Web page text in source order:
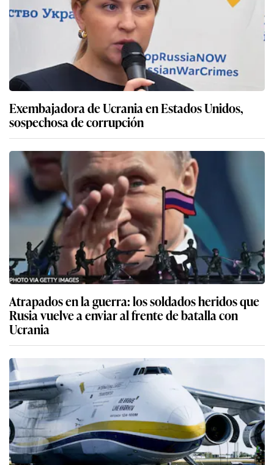
Exembajadora de Ucrania en Estados Unidos,
sospechosa de corrupción
Atrapados en la guerra: los soldados heridos que
Rusia vuelve a enviar al frente de batalla con
Ucrania